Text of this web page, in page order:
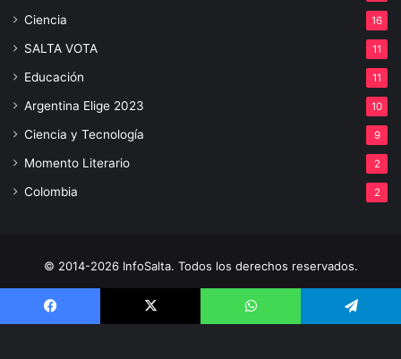
Ciencia 16
SALTA VOTA 11
Educación 11
Argentina Elige 2023 10
Ciencia y Tecnología 9
Momento Literario 2
Colombia 2
© 2014-2026 InfoSalta. Todos los derechos reservados.
3872288394 E-mail: infosaltaredaccion@gmail.com
Facebook X WhatsApp Telegram